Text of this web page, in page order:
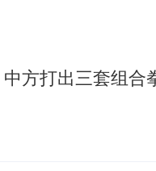
岁女子成组织卖淫集团
方打出三套组合